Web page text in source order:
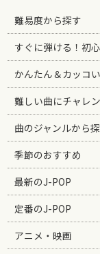
難易度から探す
すぐに弾ける！初
かんたん＆カッコい
難しい曲にチャレン
曲のジャンルから
季節のおすすめ
最新のJ-POP
定番のJ-POP
アニメ・映画